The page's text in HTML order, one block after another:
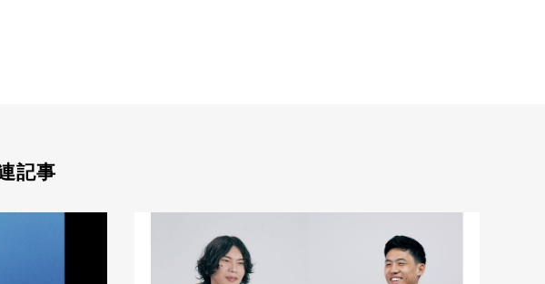
記事